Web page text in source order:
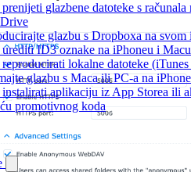
glazbene datoteke s
glazbu s Dropboxa na
ID3 oznake na iPhoneu i Macu
lokalne datoteke
glazbu s Maca ili PC-a na
aplikaciju iz App Storea ili
promotivnog koda